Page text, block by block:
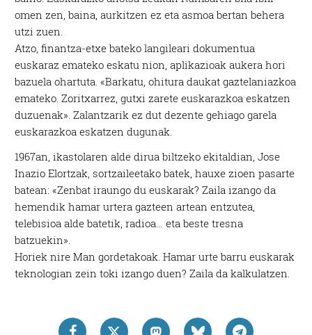
omen zen, baina, aurkitzen ez eta asmoa bertan behera
utzi zuen.
Atzo, finantza-etxe bateko langileari dokumentua
euskaraz emateko eskatu nion, aplikazioak aukera hori
bazuela ohartuta. «Barkatu, ohitura daukat gaztelaniazkoa
emateko. Zoritxarrez, gutxi zarete euskarazkoa eskatzen
duzuenak». Zalantzarik ez dut dezente gehiago garela
euskarazkoa eskatzen dugunak.
1967an, ikastolaren alde dirua biltzeko ekitaldian, Jose
Inazio Elortzak, sortzaileetako batek, hauxe zioen pasarte
batean: «Zenbat iraungo du euskarak? Zaila izango da
hemendik hamar urtera gazteen artean entzutea,
telebisioa alde batetik, radioa… eta beste tresna
batzuekin».
Horiek nire Man gordetakoak. Hamar urte barru euskarak
teknologian zein toki izango duen? Zaila da kalkulatzen.